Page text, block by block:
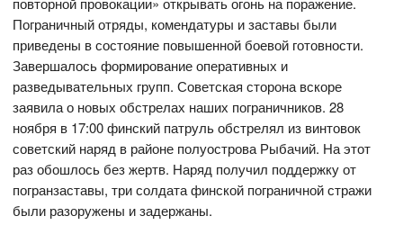
Пограничный отряды, комендатуры и заставы были
приведены в состояние повышенной боевой готовности.
Завершалось формирование оперативных и
разведывательных групп. Советская сторона вскоре
заявила о новых обстрелах наших пограничников. 28
ноября в 17:00 финский патруль обстрелял из винтовок
советский наряд в районе полуострова Рыбачий. На этот
раз обошлось без жертв. Наряд получил поддержку от
погранзаставы, три солдата финской пограничной стражи
были разоружены и задержаны.